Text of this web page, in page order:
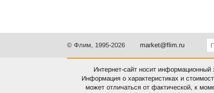
© Флим, 1995-2026 market@flim.ru
Интернет-сайт носит
Информация о характеристиках и
может отличаться от фактической, к